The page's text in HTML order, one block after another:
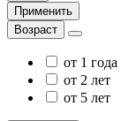
Применить
Возраст
от 1 года
от 2 лет
от 5 лет